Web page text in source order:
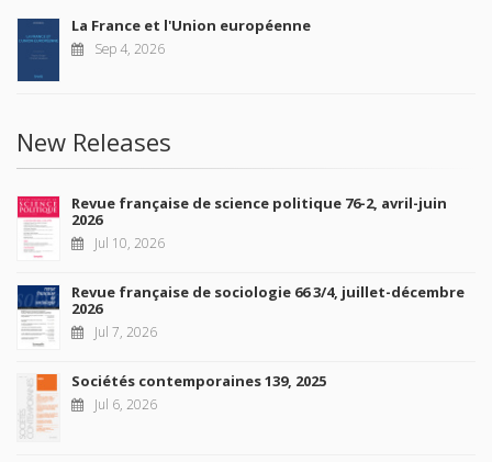
La France et l'Union européenne
Sep 4, 2026
New Releases
Revue française de science politique 76-2, avril-juin
2026
Jul 10, 2026
Revue française de sociologie 66 3/4, juillet-décembre
2026
Jul 7, 2026
Sociétés contemporaines 139, 2025
Jul 6, 2026